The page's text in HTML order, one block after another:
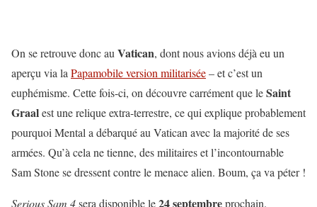
On se retrouve donc au Vatican, dont nous avions déjà eu un
aperçu via la Papamobile version militarisée– et c’est un
euphémisme. Cette fois-ci, on découvre carrément que leSaint
Graalest une relique extra-terrestre, ce qui explique probablement
pourquoi Mental a débarqué au Vatican avec la majorité de ses
armées. Qu’à cela ne tienne, des militaires et l’incontournable
Sam Stone se dressent contre le menace alien. Boum, ça va péter !
Serious Sam 4sera disponible le24 septembreprochain.